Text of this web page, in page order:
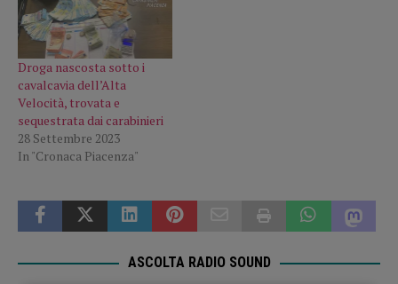
Droga nascosta sotto i
cavalcavia dell’Alta
Velocità, trovata e
sequestrata dai carabinieri
28 Settembre 2023
In "Cronaca Piacenza"
ASCOLTA RADIO SOUND